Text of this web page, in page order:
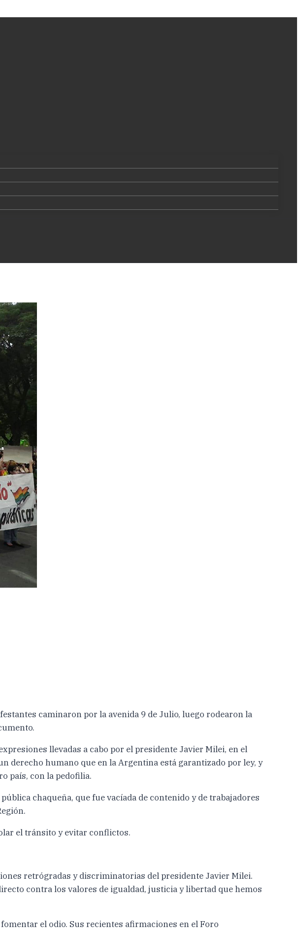
caminaron por la avenida 9 de Julio, luego rodearon la
llevadas a cabo por el presidente Javier Milei, en el
derecho humano que en la Argentina está garantizado por ley, y
país, con la pedofilia.
chaqueña, que fue vacíada de contenido y de trabajadores
el tránsito y evitar conflictos.
retrógradas y discriminatorias del presidente Javier Milei.
contra los valores de igualdad, justicia y libertad que hemos
el odio. Sus recientes afirmaciones en el Foro